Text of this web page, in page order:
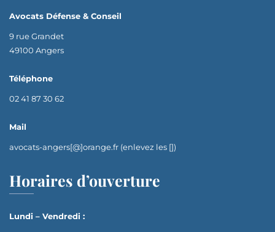
Avocats Défense & Conseil
9 rue Grandet
49100 Angers
Téléphone
02 41 87 30 62
Mail
avocats-angers[@]orange.fr (enlevez les [])
Horaires d’ouverture
Lundi – Vendredi :